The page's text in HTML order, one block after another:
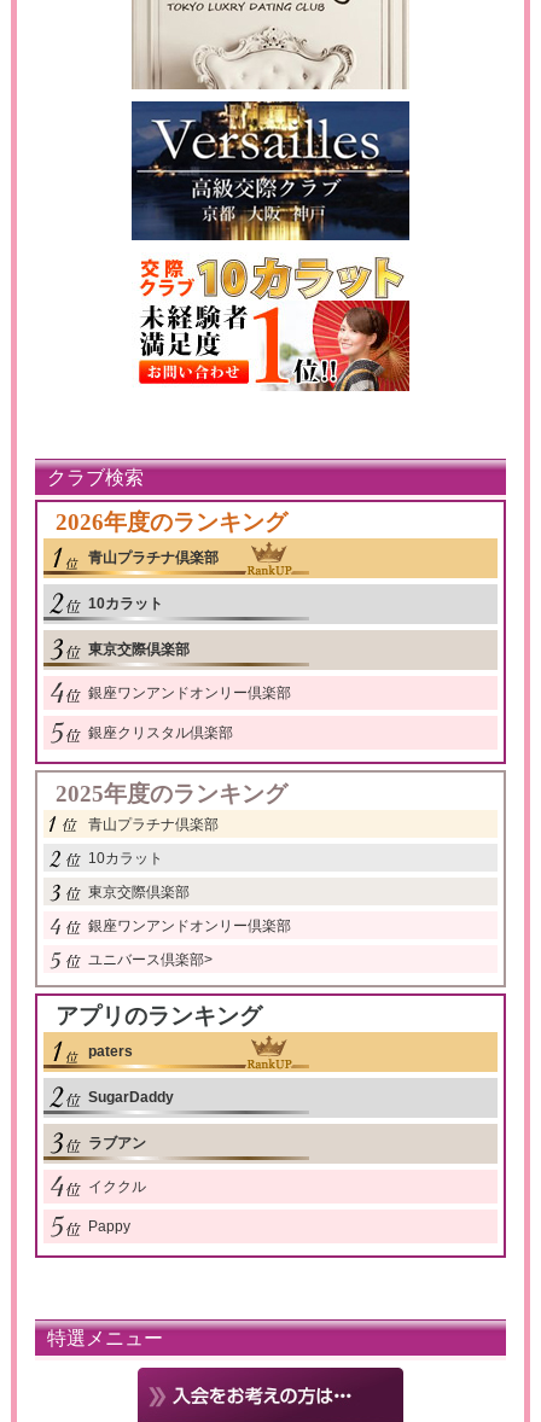
クラブ検索
2026年度のランキング
青山プラチナ倶楽部
10カラット
東京交際倶楽部
銀座ワンアンドオンリー倶楽部
銀座クリスタル倶楽部
2025年度のランキング
青山プラチナ倶楽部
10カラット
東京交際倶楽部
銀座ワンアンドオンリー倶楽部
ユニバース倶楽部>
アプリのランキング
paters
SugarDaddy
ラブアン
イククル
Pappy
特選メニュー